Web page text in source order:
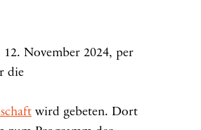
November 2024, per
die
wird gebeten. Dort